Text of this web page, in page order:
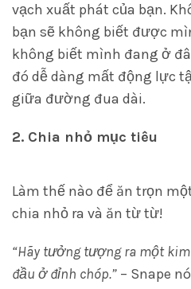
vạch xuất phát của bạn.
bạn sẽ không biết được
không biết mình đang ở
đó dễ dàng mất động lực
giữa đường đua dài.
2. Chia nhỏ mục tiêu
Làm thế nào để ăn trọn
chia nhỏ ra và ăn từ từ!
“Hãy tưởng tượng ra một
đầu ở đỉnh chóp.” – Snape